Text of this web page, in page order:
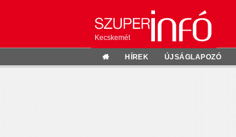
Kecskemét
HÍREK ÚJSÁGLAPOZÓ